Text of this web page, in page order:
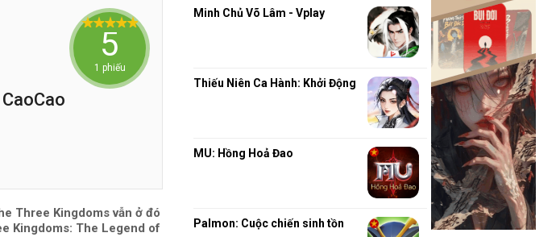
5
1 phiếu
Three Kingdoms vẫn ở đó
Kingdoms: The Legend of
Minh Chủ Võ Lâm - Vplay
Thiếu Niên Ca Hành: Khởi Động
MU: Hồng Hoả Đao
Palmon: Cuộc chiến sinh tồn